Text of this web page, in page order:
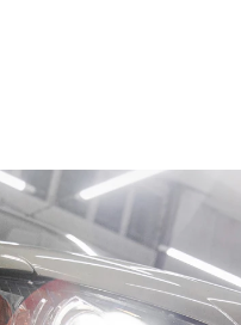
Установка Bi-Led линз